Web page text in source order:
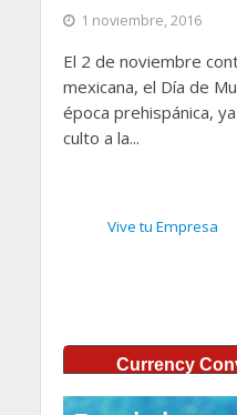
1 noviembre, 2016
El 2 de noviembre
mexicana, el Día de
época prehispánica,
culto a la...
Vive tu Empresa
Currency